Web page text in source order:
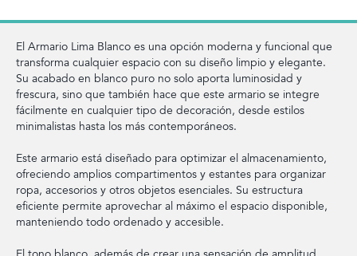
El Armario Lima Blanco es una opción moderna y funcional que
transforma cualquier espacio con su diseño limpio y elegante.
Su acabado en blanco puro no solo aporta luminosidad y
frescura, sino que también hace que este armario se integre
fácilmente en cualquier tipo de decoración, desde estilos
minimalistas hasta los más contemporáneos.
Este armario está diseñado para optimizar el almacenamiento,
ofreciendo amplios compartimentos y estantes para organizar
ropa, accesorios y otros objetos esenciales. Su estructura
eficiente permite aprovechar al máximo el espacio disponible,
manteniendo todo ordenado y accesible.